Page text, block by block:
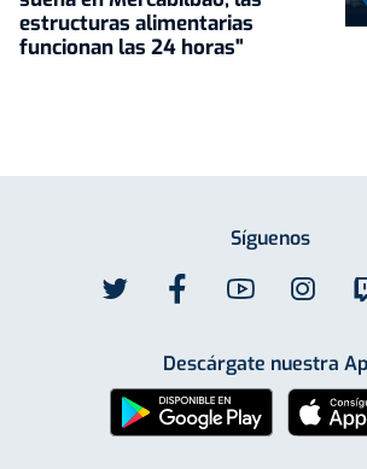
estructuras alimentarias
funcionan las 24 horas"
Síguenos
Descárgate nuestra